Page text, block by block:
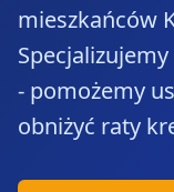
mieszkańców
- pomożemy
obniżyć raty